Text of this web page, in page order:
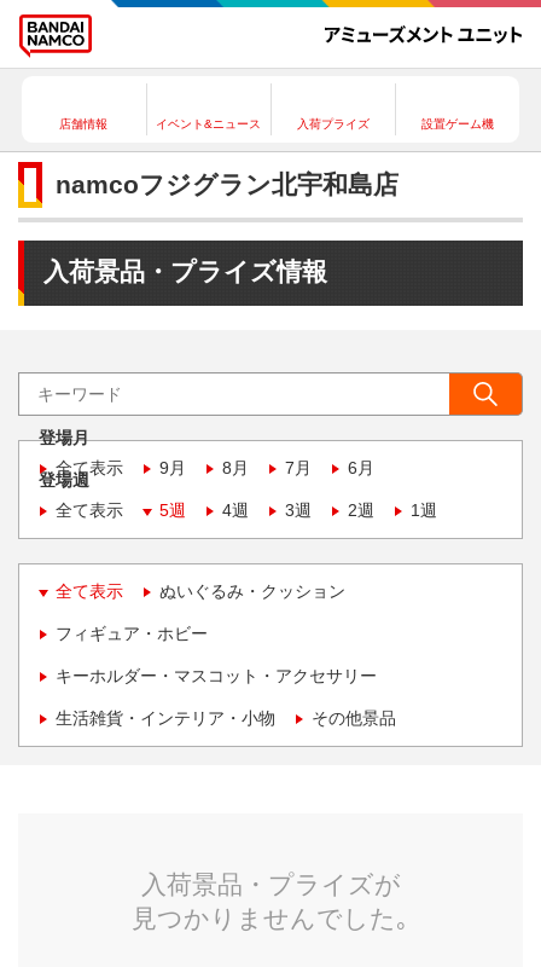
店舗情報 イベント&ニュース 入荷プライズ 設置ゲーム機
namcoフジグラン北宇和島店
入荷景品・プライズ情報
登場月
全て表示
9月 8月 7月 6月
登場週
全て表示
5週 4週 3週 2週 1週
全て表示 ぬいぐるみ・クッション
フィギュア・ホビー
キーホルダー・マスコット・アクセサリー
生活雑貨・インテリア・小物 その他景品